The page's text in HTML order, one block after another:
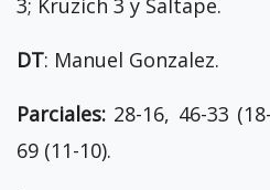
3; Kruzich 3 y Saltape.
DT: Manuel Gonzalez.
Parciales: 28-16, 46-33
69 (11-10).